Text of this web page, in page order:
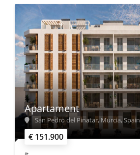
€ 151.900
Apartament
San Pedro del Pinatar, Murcia, Spain